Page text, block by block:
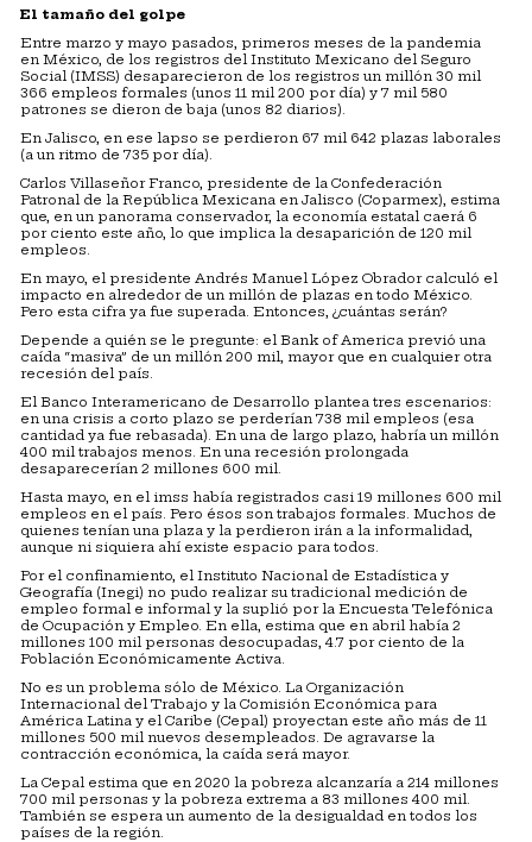
El tamaño del golpe
Entre marzo y mayo pasados, primeros meses de la pandemia
en México, de los registros del Instituto Mexicano del Seguro
Social (IMSS) desaparecieron de los registros un millón 30 mil
366 empleos formales (unos 11 mil 200 por día) y 7 mil 580
patrones se dieron de baja (unos 82 diarios).
En Jalisco, en ese lapso se perdieron 67 mil 642 plazas laborales
(a un ritmo de 735 por día).
Carlos Villaseñor Franco, presidente de la Confederación
Patronal de la República Mexicana en Jalisco (Coparmex), estima
que, en un panorama conservador, la economía estatal caerá 6
por ciento este año, lo que implica la desaparición de 120 mil
empleos.
En mayo, el presidente Andrés Manuel López Obrador calculó el
impacto en alrededor de un millón de plazas en todo México.
Pero esta cifra ya fue superada. Entonces, ¿cuántas serán?
Depende a quién se le pregunte: el Bank of America previó una
caída “masiva” de un millón 200 mil, mayor que en cualquier otra
recesión del país.
El Banco Interamericano de Desarrollo plantea tres escenarios:
en una crisis a corto plazo se perderían 738 mil empleos (esa
cantidad ya fue rebasada). En una de largo plazo, habría un millón
400 mil trabajos menos. En una recesión prolongada
desaparecerían 2 millones 600 mil.
Hasta mayo, en el imss había registrados casi 19 millones 600 mil
empleos en el país. Pero ésos son trabajos formales. Muchos de
quienes tenían una plaza y la perdieron irán a la informalidad,
aunque ni siquiera ahí existe espacio para todos.
Por el confinamiento, el Instituto Nacional de Estadística y
Geografía (Inegi) no pudo realizar su tradicional medición de
empleo formal e informal y la suplió por la Encuesta Telefónica
de Ocupación y Empleo. En ella, estima que en abril había 2
millones 100 mil personas desocupadas, 4.7 por ciento de la
Población Económicamente Activa.
No es un problema sólo de México. La Organización
Internacional del Trabajo y la Comisión Económica para
América Latina y el Caribe (Cepal) proyectan este año más de 11
millones 500 mil nuevos desempleados. De agravarse la
contracción económica, la caída será mayor.
La Cepal estima que en 2020 la pobreza alcanzaría a 214 millones
700 mil personas y la pobreza extrema a 83 millones 400 mil.
También se espera un aumento de la desigualdad en todos los
países de la región.